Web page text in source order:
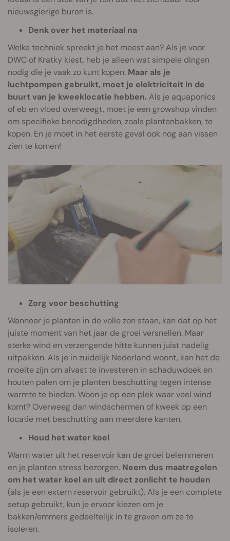
nieuwsgierige buren is.
Denk over het materiaal na
Welke techniek spreekt je het meest aan? Als je voor
DWC of Kratky kiest, heb je alleen wat simpele dingen
nodig die je vaak zo kunt kopen. Maar als je
luchtpompen gebruikt, moet je elektriciteit in de
buurt van je kweeklocatie hebben. Als je aquaponics
of eb en vloed overweegt, moet je een growshop vinden
om specifieke benodigdheden, zoals plantenbakken, te
kopen. En je moet in het eerste geval ook nog aan vissen
zien te komen!
Zorg voor beschutting
Wanneer je planten in de volle zon staan, kan dat op het
juiste moment van het jaar de groei versnellen. Maar
sterke wind en verzengende hitte kunnen juist nadelig
uitpakken. Als je in zuidelijk Nederland woont, kan het de
moeite zijn om alvast te investeren in schaduwdoek en
houten palen om je planten beschutting tegen intense
warmte te bieden. Woon je op een plek waar veel wind
komt? Overweeg dan windschermen of kweek op een
locatie met beschutting aan meerdere kanten.
Houd het water koel
Warm water uit het reservoir kan de groei belemmeren
en je planten stress bezorgen. Neem dus maatregelen
om het water koel en uit direct zonlicht te houden
(als je een extern reservoir gebruikt). Als je een complete
setup gebruikt, kun je ervoor kiezen om je
bakken/emmers gedeeltelijk in te graven om ze te
isoleren.